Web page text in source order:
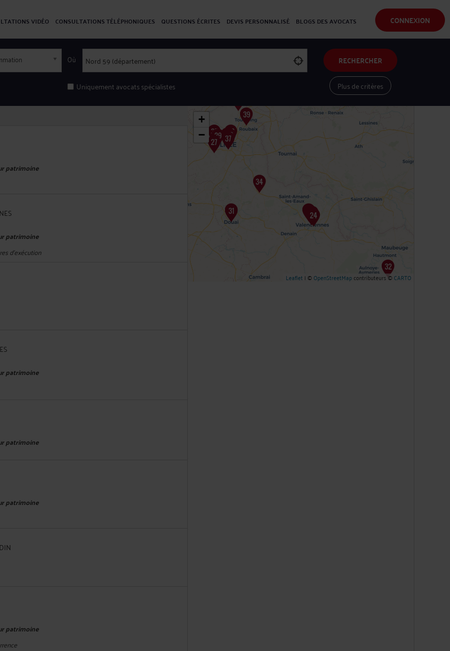
CONNEXION
VIDÉO CONSULTATIONS TÉLÉPHONIQUES QUESTIONS ÉCRITES DEVIS PERSONNALISÉ BLOGS DES AVOCATS
Où
Uniquement avocats spécialistes
RECHERCHER
Plus de critères
patrimoine
patrimoine
d'exécution
patrimoine
patrimoine
patrimoine
patrimoine
+
−
Leaflet | ©OpenStreetMapcontributeurs ©CARTO
Voir les avocats sur une carte